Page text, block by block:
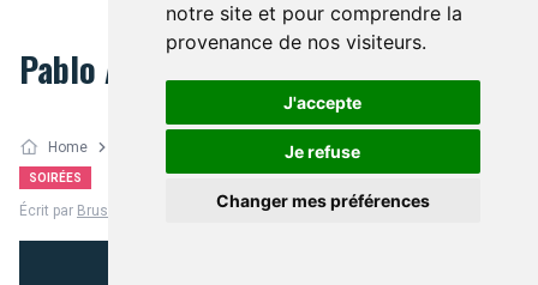
notre site et pour comprendre la
provenance de nos visiteurs.
J'accepte
Je refuse
Changer mes préférences
Pablo Andres @ Botanique
Home
SOIRÉES FacebookTwitter
Écrit par BrusselsLife Team - 09 janv. 2012, 00:00